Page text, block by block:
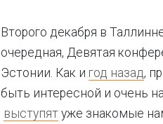
Второго декабря в
очередная, Девятая
Эстонии. Как и год назад,
быть интересной и очень
выступят уже знакомые